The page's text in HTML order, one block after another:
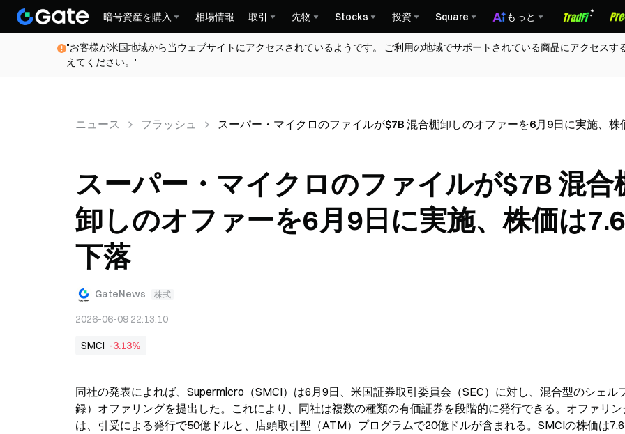
暗号資産を購入 相場情報 取引 先物 Stocks 投資 Square もっと
"お客様が米国地域から当ウェブサイトにアクセスされているようです。 ご利用の地域でサポートされている商品にアクセスす
えてください。"
ニュース フラッシュ スーパー・マイクロのファイルが$7B 混合棚卸しのオファーを6月9日に実施、株
スーパー・マイクロのファイルが$7B 混合
卸しのオファーを6月9日に実施、株価は
下落
GateNews 株式
2026-06-09 22:13:10
SMCI -3.13%
同社の発表によれば、Supermicro（SMCI）は6月9日、米国証券取引委員会（SEC）に対し、混合型のシェル
録）オファリングを提出した。これにより、同社は複数の種類の有価証券を段階的に発行できる。オファリン
は、引受による発行で50億ドルと、店頭取引型（ATM）プログラムで20億ドルが含まれる。SMCIの株価は